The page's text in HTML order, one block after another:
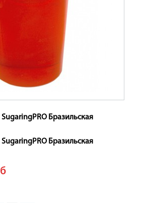
Бразильская
Бразильская